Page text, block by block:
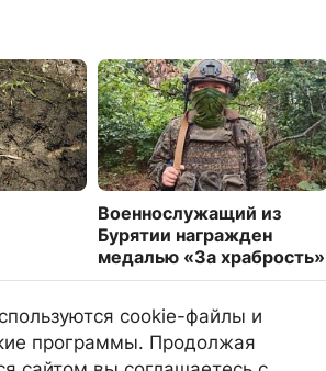
Военнослужащий из
Бурятии награжден
медалью «За храбрость»
cookie-файлы и
программы. Продолжая